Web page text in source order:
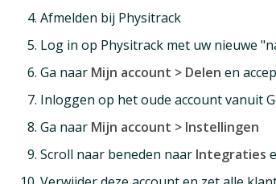
Afmelden bij Physitrack
Log in op Physitrack met uw nieuwe
Ga naar Mijn account > Delen en
Inloggen op het oude account vanuit
Ga naar Mijn account > Instellingen
Scroll naar beneden naar Integraties